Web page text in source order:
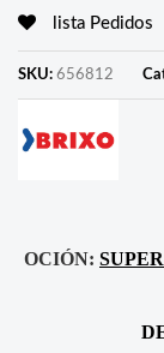
lista Pedidos
SKU: 656812
OCIÓN: